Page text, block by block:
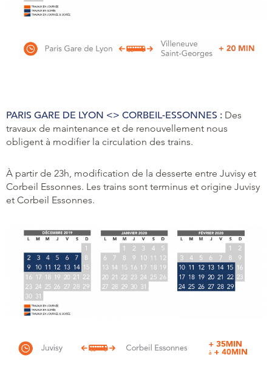
PARIS GARE DE LYON <> CORBEIL-ESSONNES : Des
travaux de maintenance et de renouvellement nous
obligent à modifier la circulation des trains.
À partir de 23h, modification de la desserte entre Juvisy et
Corbeil Essonnes. Les trains sont terminus et origine Juvisy
et Corbeil Essonnes.